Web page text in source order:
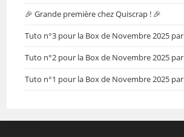
🎉 Grande première chez Quiscrap ! 🎉
Tuto n°3 pour la Box de Novembre 2025
Tuto n°2 pour la Box de Novembre 2025
Tuto n°1 pour la Box de Novembre 2025